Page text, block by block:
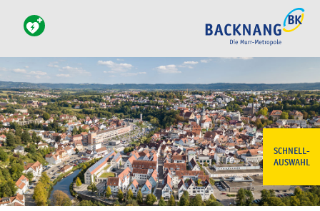
SCHNELL-
AUSWAHL